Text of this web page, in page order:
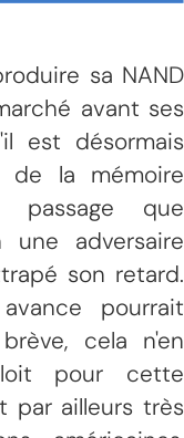
sa NAND
avant ses
est désormais
de la mémoire
passage que
adversaire
son retard.
pourrait
cela n'en
pour cette
par ailleurs très